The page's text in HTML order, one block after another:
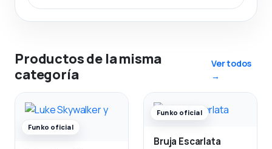
Productos de la misma
categoría
Ver todos
→
Funko oficial
Funko oficial
Bruja Escarlata